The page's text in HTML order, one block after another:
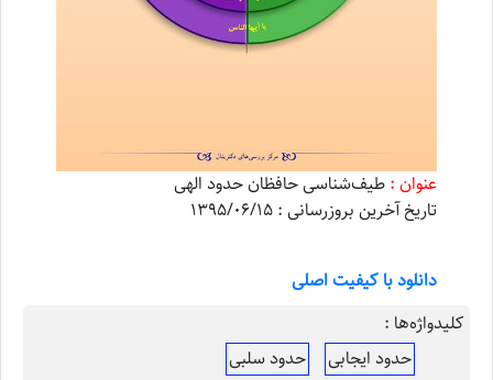
عنوان : طیف‌شناسی حافظان حدود الهی
تاریخ آخرین بروزرسانی : 1395/06/15
دانلود با کیفیت اصلی
کلیدواژه‌ها :
حدود ایجابی
حدود سلبی